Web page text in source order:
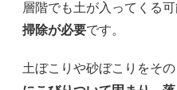
層階でも土が入ってくる可
掃除が必要です。
土ぼこりや砂ぼこりをその